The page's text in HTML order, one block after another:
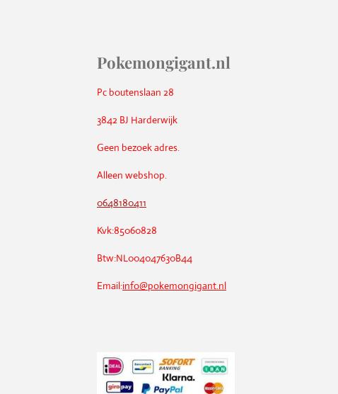
Pokemongigant.nl
Pc boutenslaan 28
3842 BJ Harderwijk
Geen bezoek adres.
Alleen webshop.
0648180411
Kvk:85060828
Btw:NL004047630B44
Email:info@pokemongigant.nl